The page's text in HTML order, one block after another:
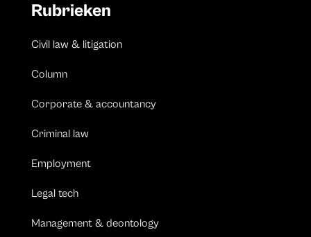
Rubrieken
Civil law & litigation
Column
Corporate & accountancy
Criminal law
Employment
Legal tech
Management & deontology